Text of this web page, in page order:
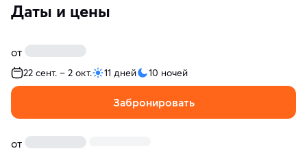
Даты и цены
от
22 сент. – 2 окт. 11 дней 10 ночей
Забронировать
от